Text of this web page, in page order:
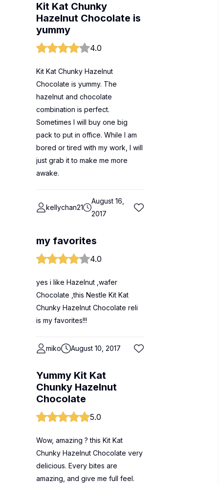
Kit Kat Chunky
Hazelnut Chocolate is
yummy
4.0
Kit Kat Chunky Hazelnut
Chocolate is yummy. The
hazelnut and chocolate
combination is perfect.
Sometimes I will buy one big
pack to put in office. While I am
bored or tired with my work, I will
just grab it to make me more
awake.
kellychan21
August 16,
2017
my favorites
4.0
yes i like Hazelnut ,wafer
Chocolate ,this Nestle Kit Kat
Chunky Hazelnut Chocolate reli
is my favorites!!!
miko August 10, 2017
Yummy Kit Kat
Chunky Hazelnut
Chocolate
5.0
Wow, amazing ? this Kit Kat
Chunky Hazelnut Chocolate very
delicious. Every bites are
amazing, and give me full feel.